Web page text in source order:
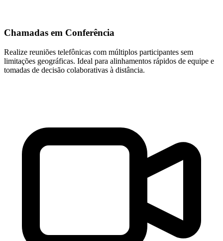
Chamadas em Conferência
Realize reuniões telefônicas com múltiplos participantes sem
limitações geográficas. Ideal para alinhamentos rápidos de equipe e
tomadas de decisão colaborativas à distância.